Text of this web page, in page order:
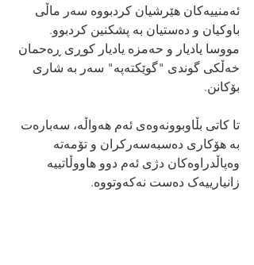
ئەمنییەکان هێرشیان کردبووە سەر ماڵی
باوکیان و دەستیان بە پشکنین کردبوو.
مووسا یادیار و حەمزە یادیار کوڕی ڕەحمان
خەڵكی گوندی "گوێکتەپە" سەر بە شاری
بۆکانن.
تا کاتی بڵاوبوونەوەی ئەم هەواڵە، سەبارەت
بە هۆکاری دەسبەسەرکران و تۆمەتە
وەپاڵدراوەکان دژی ئەم دوو هاووڵاتییە
زانیارییەک دەست نەکەوتووە.